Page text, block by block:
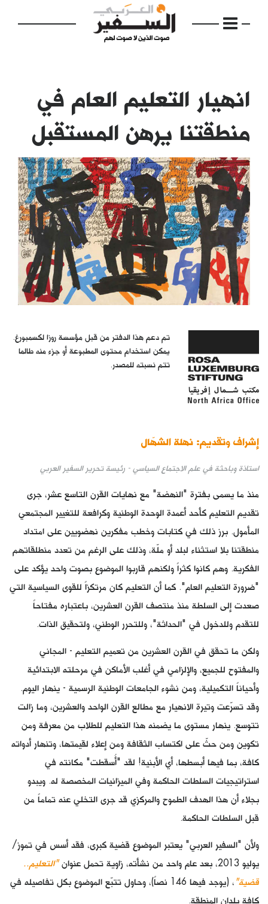
الرئيسية
مواضيع
إفتتاحية
فكرة
دفاتر
بالصورة
كتّابنا
الأرشيف
انهيار التعليم العام في
منطقتنا يرهن المستقبل
تم دعم هذا الدفتر من قبل مؤسسة روزا لكسمبورغ.
يمكن استخدام محتوى المطبوعة أو جزء منه طالما
تتم نسبته للمصدر.
إشراف وتقديم: نهلة الشهّال
استاذة وباحثة في علم الاجتماع السياسي - رئيسة تحرير السفير العربي
منذ ما يسمى بفترة "النهضة" مع نهايات القرن التاسع عشر، جرى
تقديم التعليم كأحد أعمدة الوحدة الوطنية وكرافعة للتغيير المجتمعي
المأمول. برز ذلك في كتابات وخطب مفكرين نهضويين على امتداد
منطقتنا بلا استثناء لبلد أو ملّة، وذلك على الرغم من تعدد منطلقاتهم
الفكرية. وهم كانوا كثراً ولكنهم قاربوا الموضوع بصوت واحد يؤكد على
"ضرورة التعليم العام". كما أن التعليم كان مرتكزاً للقوى السياسية التي
صعدت إلى السلطة منذ منتصف القرن العشرين، باعتباره مفتاحاً
للتقدم وللدخول في "الحداثة"، وللتحرر الوطني، ولتحقيق الذات.
ولكن ما تحقق في القرن العشرين من تعميم التعليم - المجاني
والمفتوح للجميع، والإلزامي في أغلب الأماكن في مرحلته الابتدائية
وأحياناً التكميلية، ومن نشوء الجامعات الوطنية الرسمية - ينهار اليوم.
وقد تسرّعت وتيرة الانهيار مع مطالع القرن الواحد والعشرين، وما زالت
تتوسع. ينهار مستوى ما يضمنه هذا التعليم للطلاب من معرفة ومن
تكوين ومن حثّ على اكتساب الثقافة ومن إعلاء لقيمتها، وتنهار أدواته
كافة، بما فيها أبسطها، أي الأبنية! لقد "أُسقطت" مكانته في
استراتيجيات السلطات الحاكمة وفي الميزانيات المخصصة له. ويبدو
بجلاء أن هذا الهدف الطموح والمركزي قد جرى التخلي عنه تماماً من
قبل السلطات الحاكمة.
ولأن "السفير العربي" يعتبر الموضوع قضية كبرى، فقد أسس في تموز/
يوليو 2013، بعد عام واحد من نشأته، زاوية تحمل عنوان
"التعليم..
قضية"
، (يوجد فيها 146 نصاً)، وحاول تتبّع الموضوع بكل تفاصيله في
كافة بلدان المنطقة.